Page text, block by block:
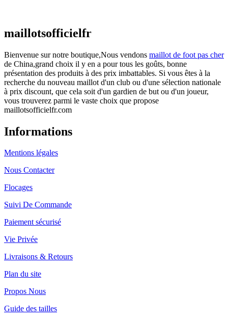
maillotsofficielfr
Bienvenue sur notre boutique,Nous vendons maillot de foot pas cher
de China,grand choix il y en a pour tous les goûts, bonne
présentation des produits à des prix imbattables. Si vous êtes à la
recherche du nouveau maillot d'un club ou d'une sélection nationale
à prix discount, que cela soit d'un gardien de but ou d'un joueur,
vous trouverez parmi le vaste choix que propose
maillotsofficielfr.com
Informations
Mentions légales
Nous Contacter
Flocages
Suivi De Commande
Paiement sécurisé
Vie Privée
Livraisons & Retours
Plan du site
Propos Nous
Guide des tailles